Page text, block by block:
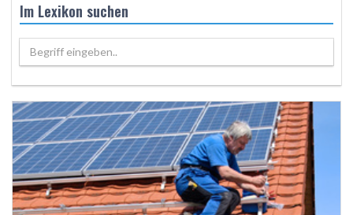
Im Lexikon suchen
Begriff eingeben..